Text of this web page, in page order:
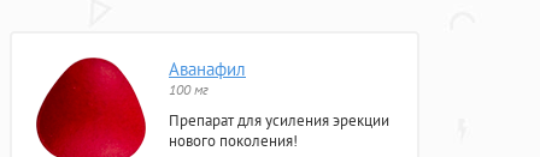
Аванафил
100 мг
Препарат для усиления эрекции
нового поколения!